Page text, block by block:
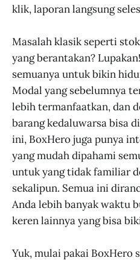
klik, laporan langsung
Masalah klasik seperti
yang berantakan?
semuanya untuk bikin
Modal yang sebelumnya
lebih termanfaatkan, dan
barang kedaluwarsa bisa
ini, BoxHero juga punya
yang mudah dipahami
untuk yang tidak familiar
sekalipun. Semua ini
Anda lebih banyak waktu
keren lainnya yang bisa
Yuk, mulai pakai BoxHero